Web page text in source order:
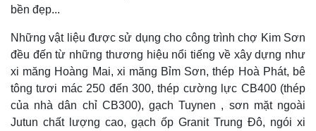
bền đẹp...
Những vật liệu được sử dụng cho công trình chợ Kim Sơn
đều đến từ những thương hiệu nổi tiếng về xây dựng như
xi măng Hoàng Mai, xi măng Bỉm Sơn, thép Hoà Phát, bê
tông tươi mác 250 đến 300, thép cường lực CB400 (thép
của nhà dân chỉ CB300), gạch Tuynen , sơn mặt ngoài
Jutun chất lượng cao, gạch ốp Granit Trung Đô, ngói xi